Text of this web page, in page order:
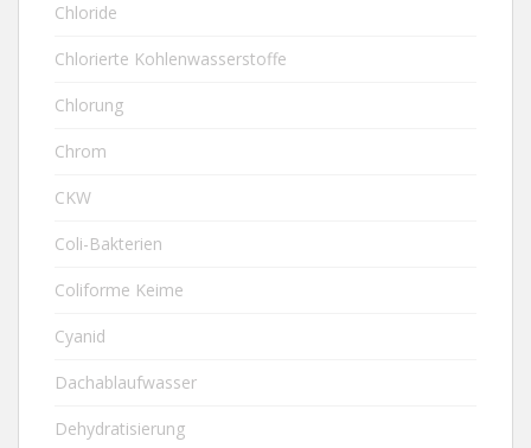
Chloride
Chlorierte Kohlenwasserstoffe
Chlorung
Chrom
CKW
Coli-Bakterien
Coliforme Keime
Cyanid
Dachablaufwasser
Dehydratisierung